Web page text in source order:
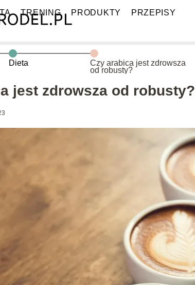
TRENING PRODUKTY PRZEPISY
Dieta
Czy arabica jest zdrowsza
od robusty?
jest zdrowsza od robusty?